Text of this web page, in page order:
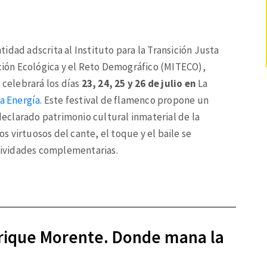
adscrita al Instituto para la Transición Justa
Ecológica y el Reto Demográfico (MITECO),
celebrará los días 23, 24, 25 y 26 de julio en La
Energía. Este festival de flamenco propone un
patrimonio cultural inmaterial de la
virtuosos del cante, el toque y el baile se
complementarias.
Morente. Donde mana la